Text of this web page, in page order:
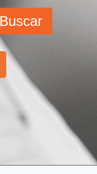
Buscar